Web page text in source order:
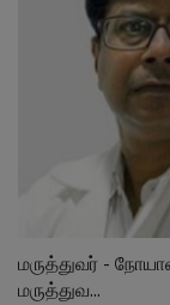
மருத்துவர் -
மருத்துவ...